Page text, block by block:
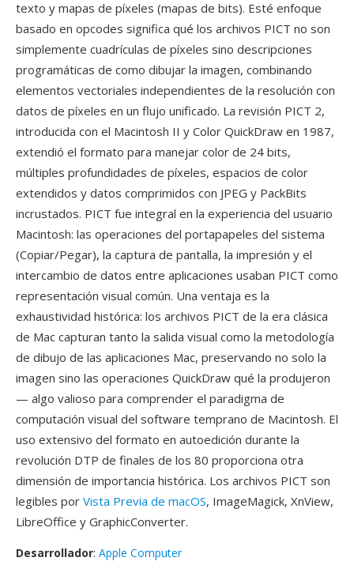
texto y mapas de píxeles (mapas de bits). Esté enfoque
basado en opcodes significa qué los archivos PICT no son
simplemente cuadrículas de píxeles sino descripciones
programáticas de como dibujar la imagen, combinando
elementos vectoriales independientes de la resolución con
datos de píxeles en un flujo unificado. La revisión PICT 2,
introducida con el Macintosh II y Color QuickDraw en 1987,
extendió el formato para manejar color de 24 bits,
múltiples profundidades de píxeles, espacios de color
extendidos y datos comprimidos con JPEG y PackBits
incrustados. PICT fue integral en la experiencia del usuario
Macintosh: las operaciones del portapapeles del sistema
(Copiar/Pegar), la captura de pantalla, la impresión y el
intercambio de datos entre aplicaciones usaban PICT como
representación visual común. Una ventaja es la
exhaustividad histórica: los archivos PICT de la era clásica
de Mac capturan tanto la salida visual como la metodología
de dibujo de las aplicaciones Mac, preservando no solo la
imagen sino las operaciones QuickDraw qué la produjeron
— algo valioso para comprender el paradigma de
computación visual del software temprano de Macintosh. El
uso extensivo del formato en autoedición durante la
revolución DTP de finales de los 80 proporciona otra
dimensión de importancia histórica. Los archivos PICT son
legibles por Vista Previa de macOS, ImageMagick, XnView,
LibreOffice y GraphicConverter.
Desarrollador: Apple Computer